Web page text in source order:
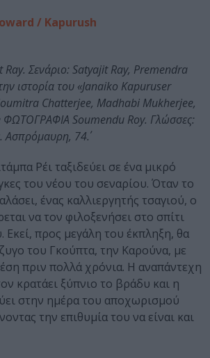
/ Kapurush
Ray. Σενάριο: Satyajit Ray, Premendra
ιστορία του «Janaiko Kapuruser
Chatterjee, Madhabi Mukherjee,
Soumendu Roy. Γλώσσες:
Ασπρόμαυρη, 74΄.
Ρέι ταξιδεύει σε ένα μικρό
του νέου του σεναρίου. Όταν το
ένας καλλιεργητής τσαγιού, ο
να τον φιλοξενήσει στο σπίτι
Εκεί, προς μεγάλη του έκπληξη, θα
του Γκούπτα, την Καρούνα, με
πριν πολλά χρόνια. Η αναπάντεχη
κρατάει ξύπνιο το βράδυ και η
στην ημέρα του αποχωρισμού
την επιθυμία του να είναι και